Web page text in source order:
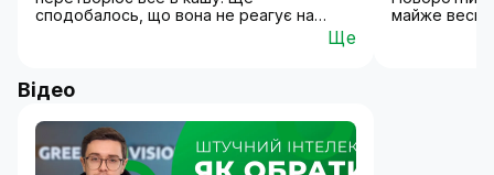
сподобалось, що вона не реагує на
Ще
майже весь
Відео